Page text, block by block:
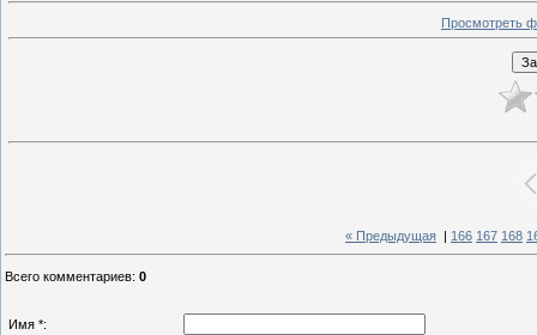
Просмотреть
« Предыдущая 166 167 168
Всего комментариев: 0
Имя *: